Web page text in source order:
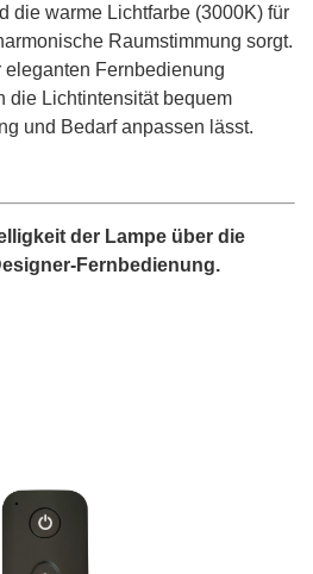
die warme Lichtfarbe (3000K) für
Raumstimmung sorgt.
eleganten Fernbedienung
die Lichtintensität bequem
und Bedarf anpassen lässt.
der Lampe über die
Fernbedienung.